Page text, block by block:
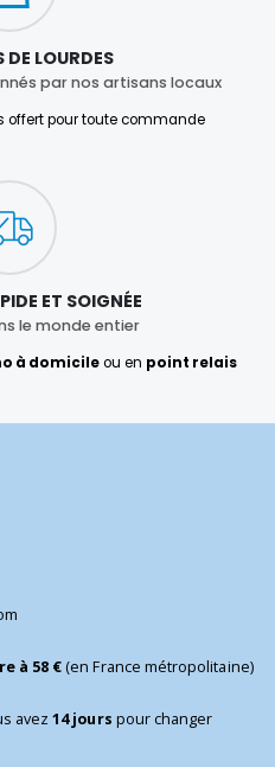
DE LOURDES
par nos artisans locaux
offert pour toute commande
ET SOIGNÉE
le monde entier
à domicileou en point relais
à 58 €(en France métropolitaine)
avez14 jours pour changer